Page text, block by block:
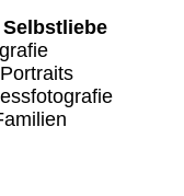
Selbstliebe